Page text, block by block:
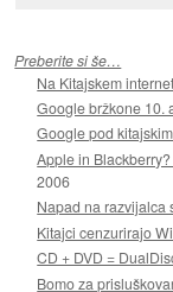
Preberite si še…
Na Kitajskem
Google bržkone 10.
Google pod
Apple in
2006
Napad na razvijalca
Kitajci cenzurirajo
CD + DVD =
Bomo za